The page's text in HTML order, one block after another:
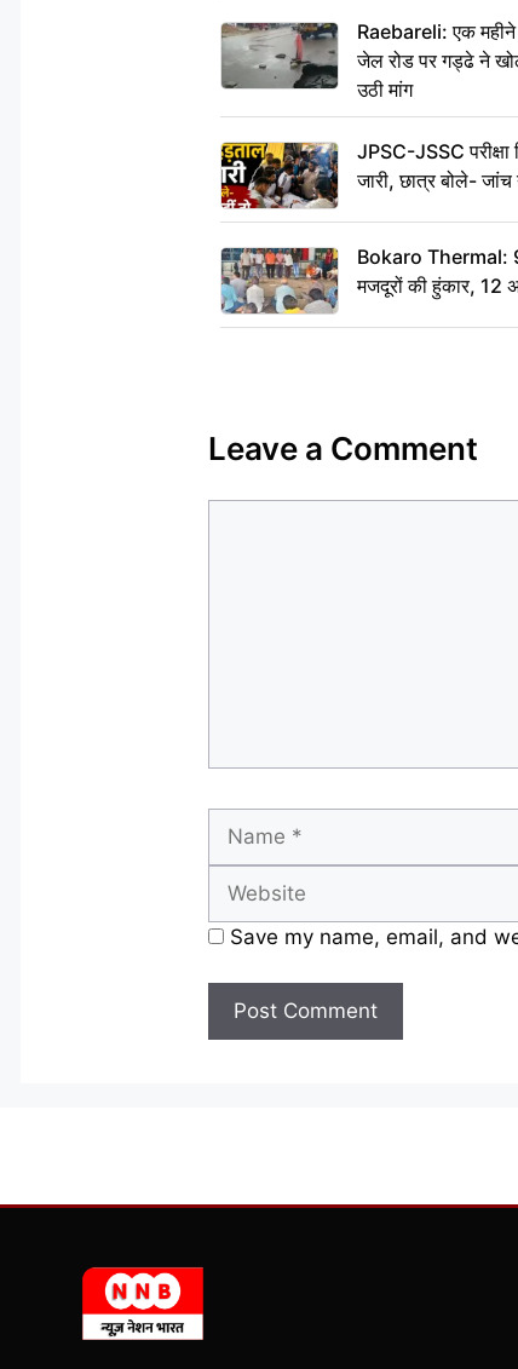
Raebareli: एक
जेल रोड पर गड्ढे ने
उठी मांग
JPSC-JSSC
जारी, छात्र बोले-
Bokaro Thermal: 9
मजदूरों की हुंकार, 12
Leave a Comment
Save my name, email, and